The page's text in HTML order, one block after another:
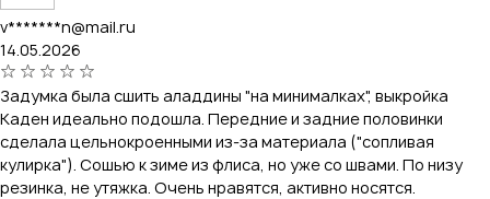
v*******n@mail.ru
14.05.2026
Задумка была сшить аладдины "на минималках", выкройка
Каден идеально подошла. Передние и задние половинки
сделала цельнокроенными из-за материала ("сопливая
кулирка"). Сошью к зиме из флиса, но уже со швами. По низу
резинка, не утяжка. Очень нравятся, активно носятся.